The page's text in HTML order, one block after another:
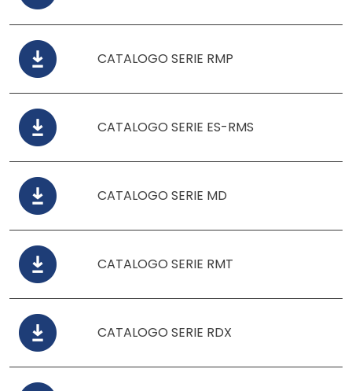
CATALOGO SERIE RMP
CATALOGO SERIE ES-RMS
CATALOGO SERIE MD
CATALOGO SERIE RMT
CATALOGO SERIE RDX